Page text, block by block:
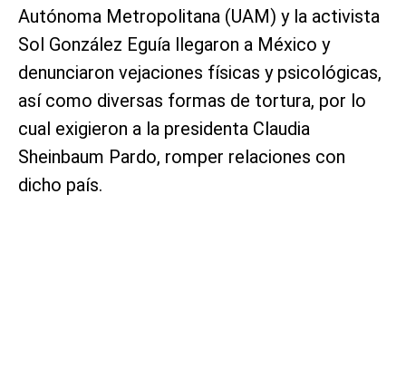
Autónoma Metropolitana (UAM) y la activista
Sol González Eguía llegaron a México y
denunciaron vejaciones físicas y psicológicas,
así como diversas formas de tortura, por lo
cual exigieron a la presidenta Claudia
Sheinbaum Pardo, romper relaciones con
dicho país.